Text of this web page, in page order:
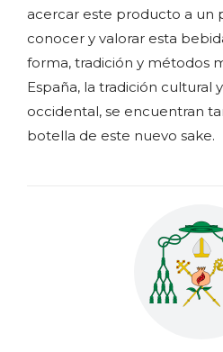
acercar este producto a un
conocer y valorar esta
forma, tradición y métodos
España, la tradición cultural
occidental, se encuentran
botella de este nuevo sake.